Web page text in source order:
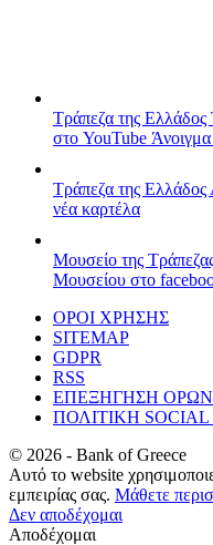
Τράπεζα της Ελλάδος
στο YouTube
Τράπεζα της Ελλάδος
νέα καρτέλα
Μουσείο της
Μουσείου στο
ΟΡΟΙ ΧΡΗΣΗΣ
SITEMAP
GDPR
RSS
ΕΠΕΞΗΓΗΣΗ ΟΡΩΝ
ΠΟΛΙΤΙΚΗ SOCIAL
© 2026 - Bank of Greece
Αυτό το website
εμπειρίας σας. Μάθετε
Δεν αποδέχομαι
Αποδέχομαι